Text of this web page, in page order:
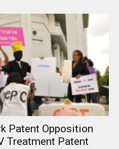
Patent Opposition
Treatment Patent